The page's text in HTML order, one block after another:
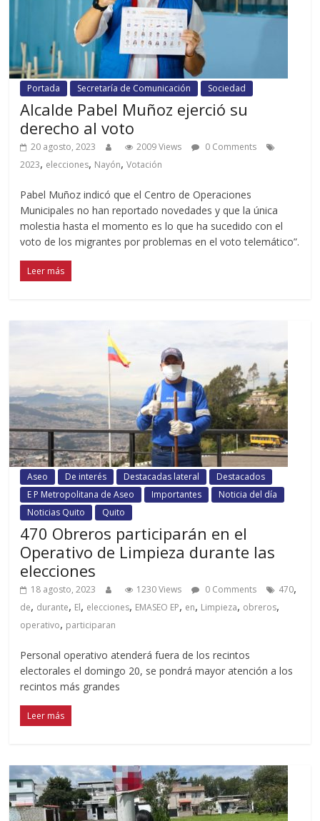
Portada Secretaría de Comunicación Sociedad
Alcalde Pabel Muñoz ejerció su
derecho al voto
20 agosto, 2023 2009 Views
0 Comments
2023, elecciones, Nayón,Votación
Pabel Muñoz indicó que el Centro de Operaciones
Municipales no han reportado novedades y que la única
molestia hasta el momento es lo que ha sucedido con el
voto de los migrantes por problemas en el voto telemático”.
Leer más
Aseo De interés Destacadas lateral
Destacados
E P Metropolitana de Aseo
Importantes
Noticia del día
Noticias Quito
Quito
470 Obreros participarán en el
Operativo de Limpieza durante las
elecciones
18 agosto, 2023 1230 Views 0 Comments 470,
de, durante, El, elecciones, EMASEO EP, en, Limpieza, obreros,
operativo, participaran
Personal operativo atenderá fuera de los recintos
electorales el domingo 20, se pondrá mayor atención a los
recintos más grandes
Leer más